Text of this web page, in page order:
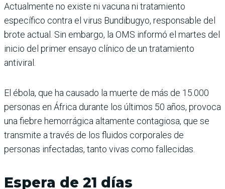
Actualmente no existe ni vacuna ni tratamiento
específico contra el virus Bundibugyo, responsable del
brote actual. Sin embargo, la OMS informó el martes del
inicio del primer ensayo clínico de un tratamiento
antiviral.
El ébola, que ha causado la muerte de más de 15.000
personas en África durante los últimos 50 años, provoca
una fiebre hemorrágica altamente contagiosa, que se
transmite a través de los fluidos corporales de
personas infectadas, tanto vivas como fallecidas.
Espera de 21 días